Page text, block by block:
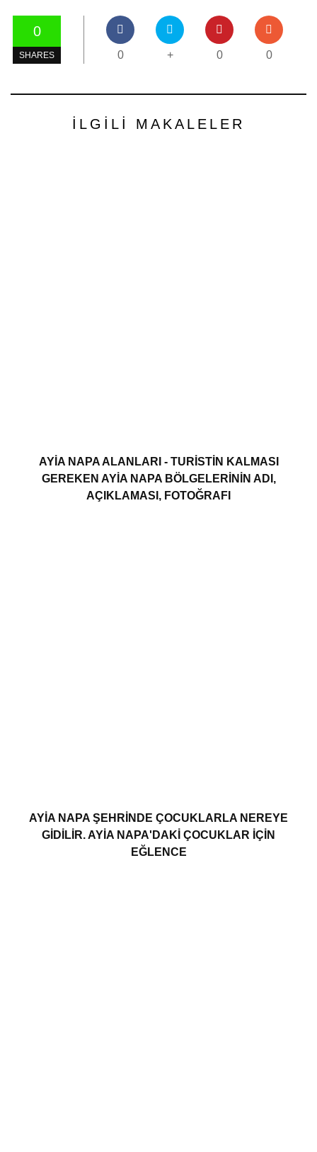
0
SHARES 0 + 0 0
İLGILI MAKALELER
AYIA NAPA ALANLARI - TURISTIN KALMASI
GEREKEN AYIA NAPA BÖLGELERININ ADI,
AÇIKLAMASI, FOTOĞRAFI
AYIA NAPA ŞEHRINDE ÇOCUKLARLA NEREYE
GIDILIR. AYIA NAPA'DAKI ÇOCUKLAR IÇIN
EĞLENCE